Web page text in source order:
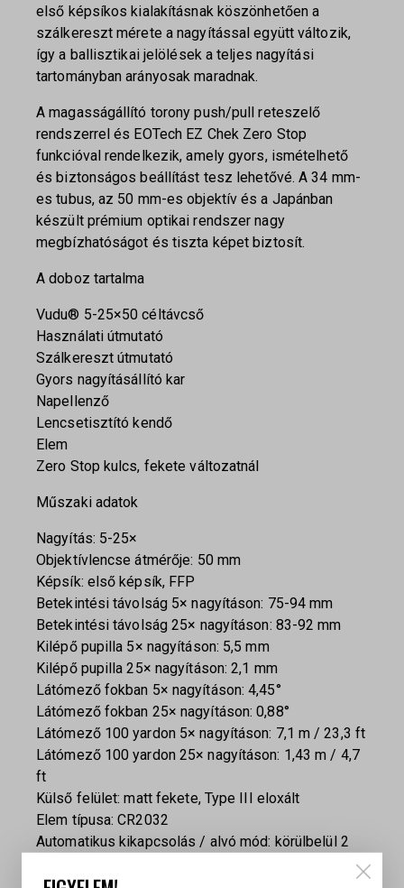
első képsíkos kialakításnak köszönhetően a
szálkereszt mérete a nagyítással együtt változik,
így a ballisztikai jelölések a teljes nagyítási
tartományban arányosak maradnak.
A magasságállító torony push/pull reteszelő
rendszerrel és EOTech EZ Chek Zero Stop
funkcióval rendelkezik, amely gyors, ismételhető
és biztonságos beállítást tesz lehetővé. A 34 mm-
es tubus, az 50 mm-es objektív és a Japánban
készült prémium optikai rendszer nagy
megbízhatóságot és tiszta képet biztosít.
A doboz tartalma
Vudu® 5-25×50 céltávcső
Használati útmutató
Szálkereszt útmutató
Gyors nagyításállító kar
Napellenző
Lencsetisztító kendő
Elem
Zero Stop kulcs, fekete változatnál
Műszaki adatok
Nagyítás: 5-25×
Objektívlencse átmérője: 50 mm
Képsík: első képsík, FFP
Betekintési távolság 5× nagyításon: 75-94 mm
Betekintési távolság 25× nagyításon: 83-92 mm
Kilépő pupilla 5× nagyításon: 5,5 mm
Kilépő pupilla 25× nagyításon: 2,1 mm
Látómező fokban 5× nagyításon: 4,45°
Látómező fokban 25× nagyításon: 0,88°
Látómező 100 yardon 5× nagyításon: 7,1 m / 23,3 ft
Látómező 100 yardon 25× nagyításon: 1,43 m / 4,7
ft
Külső felület: matt fekete, Type III eloxált
Elem típusa: CR2032
Automatikus kikapcsolás / alvó mód: körülbelül 2